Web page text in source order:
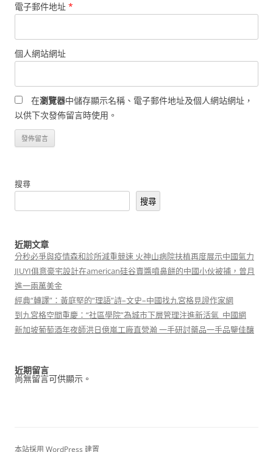
電子郵件地址 *
個人網站網址
在瀏覽器中儲存顯示名稱、電子郵件地址及個人網站網址，
以供下次發佈留言時使用。
搜尋
搜尋
近期文章
分秒必爭與疫情森和診所減重競速 火神山病院扶植再度展示中國氣力
JIUYI俱意豪宅設計在american硅谷賣醬噴鼻餅的中國小伙被捕，曾月
進一兩萬美金
經典“轉譯”：黃庭堅的“理語”詩–文史–中國找九宮格見證作家網
到九宮格空間重慶：“社區學院”為城市下層管理注進新活氣_中國網
新加坡葡萄酒年夜師洪日億嵐工廠直營瀚 一手研討藥品一手品鑒佳釀
近期留言
尚無留言可供顯示。
本站採用 WordPress 建置